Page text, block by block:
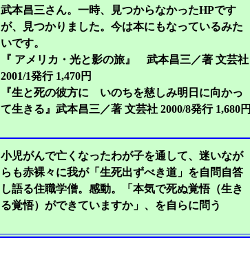
武本昌三さん。一時、見つからなかったHPです
が、見つかりました。今は本にもなっているみた
いです。
『 アメリカ・光と影の旅』 武本昌三／著 文芸社
2001/1発行 1,470円
『生と死の彼方に いのちを慈しみ明日に向かっ
て生きる』武本昌三／著 文芸社 2000/8発行 1,680円
小児がんで亡くなったわが子を通して、迷いなが
らも赤裸々に我が「生死出ずべき道」を自問自答
し語る住職学僧。感動。「本気で死ぬ覚悟（生き
る覚悟）ができていますか」、を自らに問う